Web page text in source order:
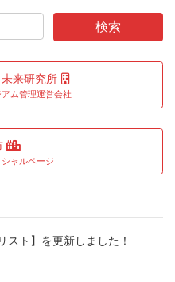
来研究所
ム管理運営会社
ャルページ
スト】を更新しました！